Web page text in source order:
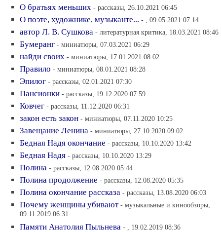
О братьях меньших - рассказы, 26.10.2021 06:45
О поэте, художнике, музыканте... - , 09.05.2021 07:14
автор Л. В. Сушкова - литературная критика, 18.03.2021 08:46
Бумеранг - миниатюры, 07.03.2021 06:29
найди своих - миниатюры, 17.01.2021 08:02
Правило - миниатюры, 08.01.2021 08:28
Эпилог - рассказы, 02.01.2021 07:30
Пансионки - рассказы, 19.12.2020 07:59
Ковчег - рассказы, 11.12.2020 06:31
закон есть закон - миниатюры, 07.11.2020 10:25
Завещание Ленина - миниатюры, 27.10.2020 09:02
Бедная Надя окончание - рассказы, 10.10.2020 13:42
Бедная Надя - рассказы, 10.10.2020 13:29
Полина - рассказы, 12.08.2020 05:44
Полина продолжение - рассказы, 12.08.2020 05:35
Полина окончание рассказа - рассказы, 13.08.2020 06:03
Почему женщины убивают - музыкальные и кинообзоры,
09.11.2019 06:31
Памяти Анатолия Пыльнева - , 19.02.2019 08:36